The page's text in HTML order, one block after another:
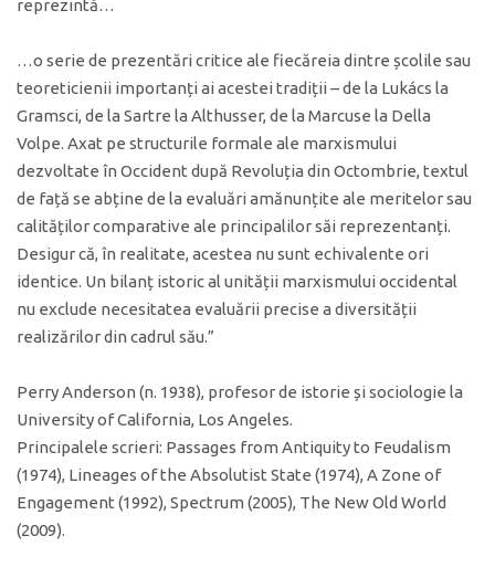
reprezintă…
…o serie de prezentări critice ale fiecăreia dintre școlile sau
teoreticienii importanți ai acestei tradiții – de la Lukács la
Gramsci, de la Sartre la Althusser, de la Marcuse la Della
Volpe. Axat pe structurile formale ale marxismului
dezvoltate în Occident după Revoluția din Octombrie, textul
de față se abține de la evaluări amănunțite ale meritelor sau
calităților comparative ale principalilor săi reprezentanți.
Desigur că, în realitate, acestea nu sunt echivalente ori
identice. Un bilanț istoric al unității marxismului occidental
nu exclude necesitatea evaluării precise a diversității
realizărilor din cadrul său.”
Perry Anderson (n. 1938), profesor de istorie și sociologie la
University of California, Los Angeles.
Principalele scrieri: Passages from Antiquity to Feudalism
(1974), Lineages of the Absolutist State (1974), A Zone of
Engagement (1992), Spectrum (2005), The New Old World
(2009).